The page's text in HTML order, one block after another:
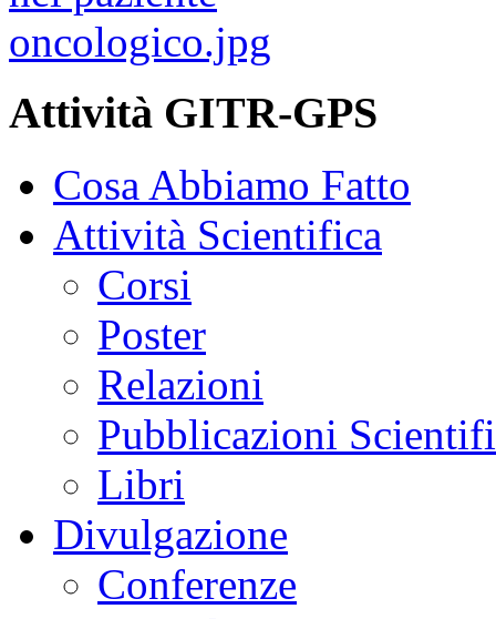
Attività GITR-GPS
Cosa Abbiamo Fatto
Attività Scientifica
Corsi
Poster
Relazioni
Pubblicazioni
Libri
Divulgazione
Conferenze